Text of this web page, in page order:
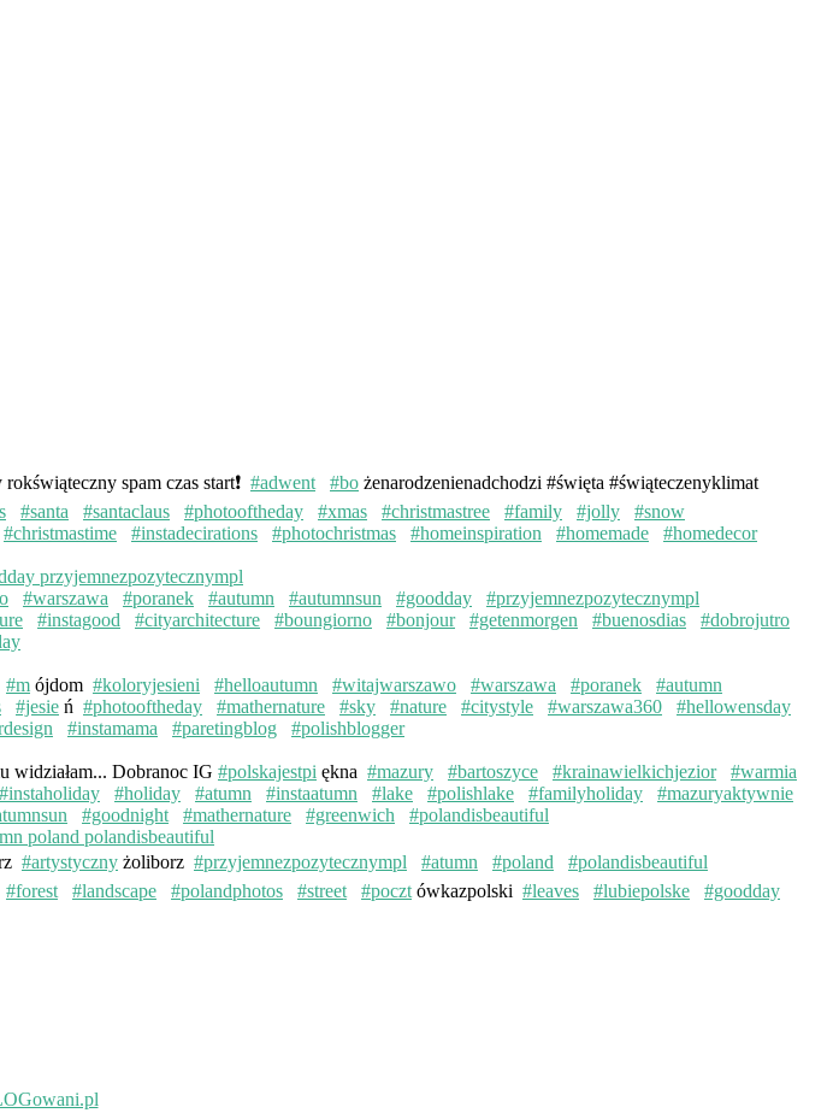
spam czas start❗️ #adwent #bo żenarodzenienadchodzi #święta #świąteczenyklimat
#santa #santaclaus #photooftheday #xmas #christmastree #family #jolly
#snow
#christmastime #instadecirations #photochristmas #homeinspiration #homemade
#homedecor
#warszawa #poranek #autumn #autumnsun #goodday
#przyjemnezpozytecznympl
#instagood #cityarchitecture #boungiorno #bonjour #getenmorgen #buenosdias
#dobrojutro
#m ójdom #koloryjesieni #helloautumn #witajwarszawo #warszawa #poranek
#autumn
#jesie ń #photooftheday #mathernature #sky #nature #citystyle #warszawa360
#hellowensday
#instamama #paretingblog #polishblogger
widziałam... Dobranoc IG #polskajestpi ękna #mazury #bartoszyce #krainawielkichjezior
#warmia
#instaholiday #holiday #atumn #instaatumn #lake #polishlake #familyholiday
#mazuryaktywnie
#goodnight #mathernature #greenwich #polandisbeautiful
#artystyczny żoliborz #przyjemnezpozytecznympl #atumn #poland
#polandisbeautiful
#forest #landscape #polandphotos #street #poczt ówkazpolski #leaves #lubiepolske
#goodday